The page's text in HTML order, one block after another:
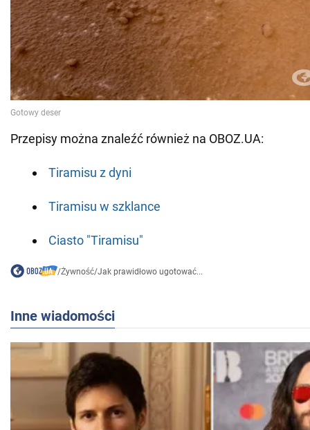
Przepisy można znaleźć również na OBOZ.UA:
Tiramisu z dyni
Tiramisu w szklance
Ciasto "Tiramisu"
/Żywność/Jak prawidłowo ugotować...
Inne wiadomości